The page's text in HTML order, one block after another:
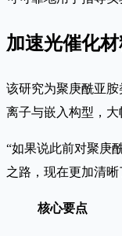
加速光催化
该研究为聚庚酰亚
离子与嵌入构型，大
“如果说此前对聚庚
之路，现在更加清晰
核心要点